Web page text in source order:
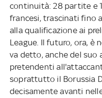
continuità: 28 partite e
francesi, trascinati fino
alla qualificazione ai
League. Il futuro, ora, è
va detto, anche del suo
pretendenti
soprattutto il Borussia
decisamente avanti